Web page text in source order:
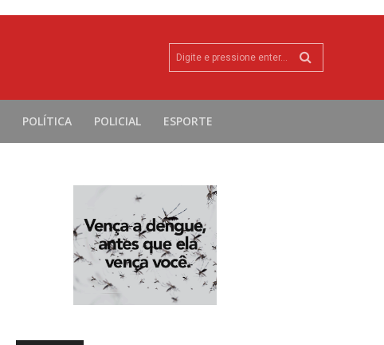
Digite e pressione enter...
POLÍTICA POLICIAL ESPORTE